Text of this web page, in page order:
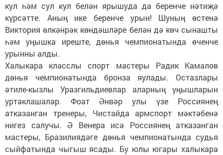
кул һәм сул кул белән ярышуда да беренче нәтиҗә
күрсәтте. Аның ике беренче урын! Шуның өстенә
Виктория өлкәнрәк көндәшләре белән дә көч сынашты
һәм уңышка иреште, дөнья чемпионатында өченче
урынны алды.
Халыкара класслы спорт мастеры Радик Камалов
дөнья чемпионатында бронза яулады. Остазлары
әтиле-кызлы Уразгильдиевлар аларның уңышларын
уртаклашалар. Фоат Әнвәр улы үзе Россиянең
атказанган тренеры, Чистайда армспорт мәктәбенә
нигез салучы. Ә Венера исә Россиянең атказанган
мастеры, Бразилиядәге дөнья чемпионатында судья
сыйфатында чыгыш ясады. Бу юлы югары халыкара